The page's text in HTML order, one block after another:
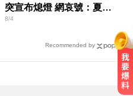
突宣布熄燈 網哀號：夏天
少一味
8/4
Recommended by